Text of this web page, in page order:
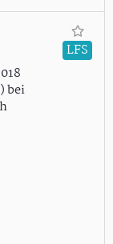
bei
LFS